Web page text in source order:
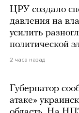
ЦРУ создало
давления на
усилить
политической
2 часа назад
Губернатор
атаке»